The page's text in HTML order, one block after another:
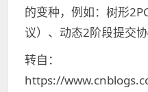
的变种，例如：树形
议）、动态2阶段提交协
转自：
https://